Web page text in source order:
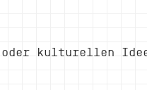
oder kulturellen